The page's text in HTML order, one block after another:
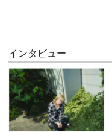
インタビュー